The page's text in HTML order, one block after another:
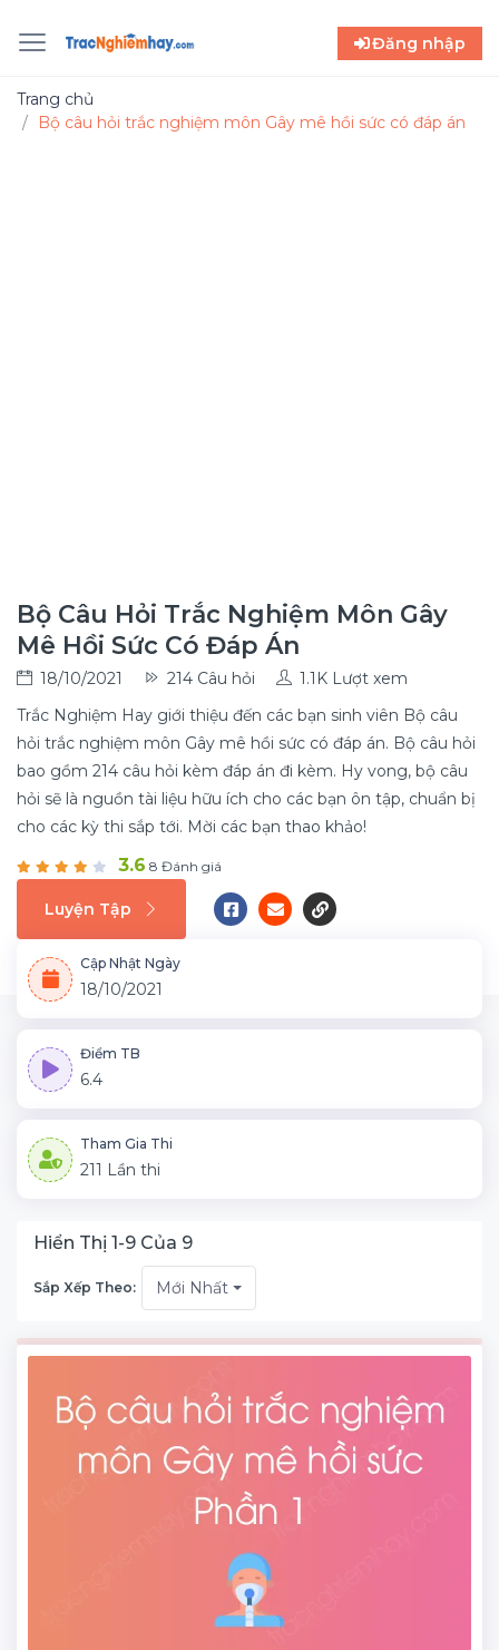
Đăng nhập
Trang chủ
Bộ câu hỏi trắc nghiệm môn Gây mê hồi sức có đáp án
Bộ Câu Hỏi Trắc Nghiệm Môn Gây
Mê Hồi Sức Có Đáp Án
18/10/2021 214 Câu hỏi
1.1K Lượt xem
Trắc Nghiệm Hay giới thiệu đến các bạn sinh viên Bộ câu
hỏi trắc nghiệm môn Gây mê hồi sức có đáp án. Bộ câu hỏi
bao gồm 214 câu hỏi kèm đáp án đi kèm. Hy vong, bộ câu
hỏi sẽ là nguồn tài liệu hữu ích cho các bạn ôn tập, chuẩn bị
cho các kỳ thi sắp tới. Mời các bạn thao khảo!
3.6 8 Đánh giá
Luyện Tập
Cập Nhật Ngày
18/10/2021
Điểm TB
6.4
Tham Gia Thi
211 Lần thi
Hiển Thị 1-9 Của 9
Sắp Xếp Theo: Mới Nhất